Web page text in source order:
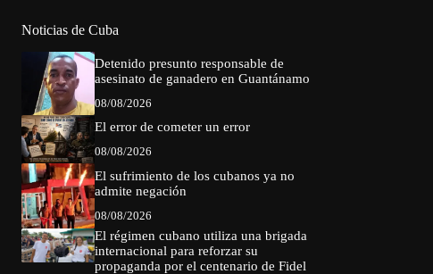
Noticias de Cuba
Detenido presunto responsable de
asesinato de ganadero en Guantánamo
08/08/2026
El error de cometer un error
08/08/2026
El sufrimiento de los cubanos ya no
admite negación
08/08/2026
El régimen cubano utiliza una brigada
internacional para reforzar su
propaganda por el centenario de Fidel